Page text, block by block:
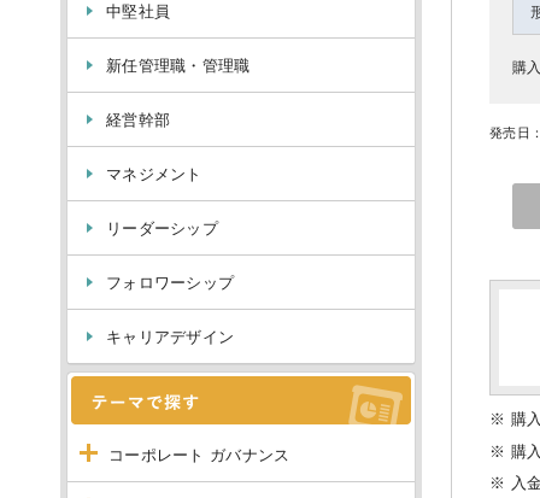
中堅社員
新任管理職・管理職
経営幹部
マネジメント
リーダーシップ
フォロワーシップ
キャリアデザイン
コーポレート ガバナンス
購
発売日
※ 購
※ 購
※ 入